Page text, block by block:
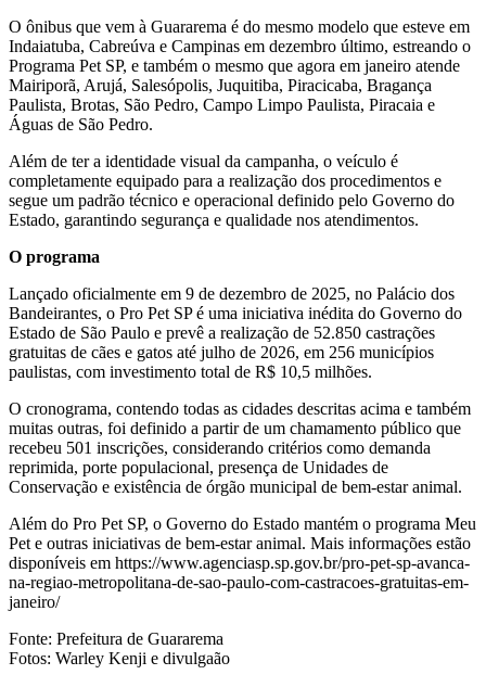
O ônibus que vem à Guararema é do mesmo modelo que esteve em
Indaiatuba, Cabreúva e Campinas em dezembro último, estreando o
Programa Pet SP, e também o mesmo que agora em janeiro atende
Mairiporã, Arujá, Salesópolis, Juquitiba, Piracicaba, Bragança
Paulista, Brotas, São Pedro, Campo Limpo Paulista, Piracaia e
Águas de São Pedro.
Além de ter a identidade visual da campanha, o veículo é
completamente equipado para a realização dos procedimentos e
segue um padrão técnico e operacional definido pelo Governo do
Estado, garantindo segurança e qualidade nos atendimentos.
O programa
Lançado oficialmente em 9 de dezembro de 2025, no Palácio dos
Bandeirantes, o Pro Pet SP é uma iniciativa inédita do Governo do
Estado de São Paulo e prevê a realização de 52.850 castrações
gratuitas de cães e gatos até julho de 2026, em 256 municípios
paulistas, com investimento total de R$ 10,5 milhões.
O cronograma, contendo todas as cidades descritas acima e também
muitas outras, foi definido a partir de um chamamento público que
recebeu 501 inscrições, considerando critérios como demanda
reprimida, porte populacional, presença de Unidades de
Conservação e existência de órgão municipal de bem-estar animal.
Além do Pro Pet SP, o Governo do Estado mantém o programa Meu
Pet e outras iniciativas de bem-estar animal. Mais informações estão
disponíveis em https://www.agenciasp.sp.gov.br/pro-pet-sp-avanca-
na-regiao-metropolitana-de-sao-paulo-com-castracoes-gratuitas-em-
janeiro/
Fonte: Prefeitura de Guararema
Fotos: Warley Kenji e divulgaão